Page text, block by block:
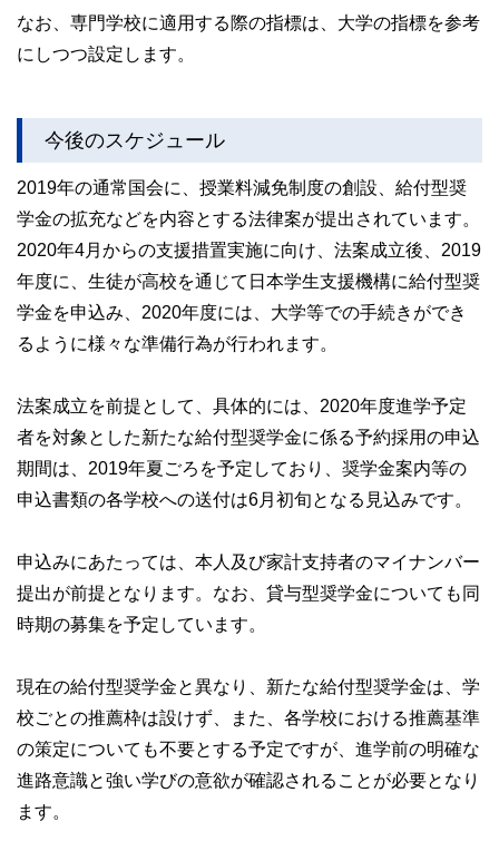
なお、専門学校に適用する際の指標は、大学の指標を参考
にしつつ設定します。
今後のスケジュール
2019年の通常国会に、授業料減免制度の創設、給付型奨
学金の拡充などを内容とする法律案が提出されています。
2020年4月からの支援措置実施に向け、法案成立後、2019
年度に、生徒が高校を通じて日本学生支援機構に給付型奨
学金を申込み、2020年度には、大学等での手続きができ
るように様々な準備行為が行われます。
法案成立を前提として、具体的には、2020年度進学予定
者を対象とした新たな給付型奨学金に係る予約採用の申込
期間は、2019年夏ごろを予定しており、奨学金案内等の
申込書類の各学校への送付は6月初旬となる見込みです。
申込みにあたっては、本人及び家計支持者のマイナンバー
提出が前提となります。なお、貸与型奨学金についても同
時期の募集を予定しています。
現在の給付型奨学金と異なり、新たな給付型奨学金は、学
校ごとの推薦枠は設けず、また、各学校における推薦基準
の策定についても不要とする予定ですが、進学前の明確な
進路意識と強い学びの意欲が確認されることが必要となり
ます。